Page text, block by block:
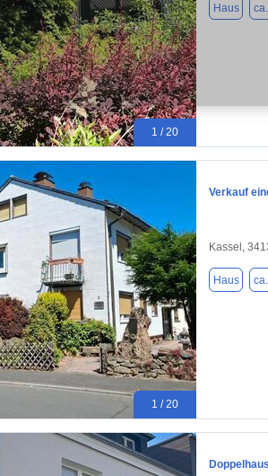
1 / 20
Haus
1 / 20
Verkauf
Kassel,
Haus